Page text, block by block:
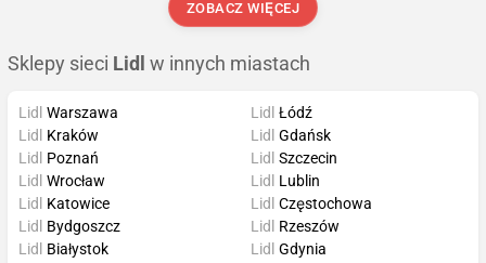
ZOBACZ WIĘCEJ
Sklepy sieci Lidl w innych miastach
Lidl Warszawa
Lidl
Kraków
Lidl
Poznań
Lidl Wrocław
Lidl Łódź
Lidl Gdańsk
Lidl Szczecin
Lidl
Lublin
Lidl
Katowice
Lidl
Bydgoszcz
Lidl
Białystok
Lidl Częstochowa
Lidl
Rzeszów
Lidl Gdynia